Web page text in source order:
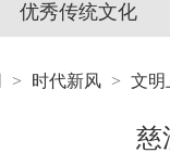
优秀传统文化
> 时代新风 > 文明
慈